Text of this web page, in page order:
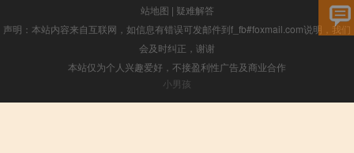
站地图 | 疑难解答
声明：本站内容来自互联网，如信息有错误可发邮件到f_fb#foxmail.com说明，我们
会及时纠正，谢谢
本站仅为个人兴趣爱好，不接盈利性广告及商业合作
小男孩